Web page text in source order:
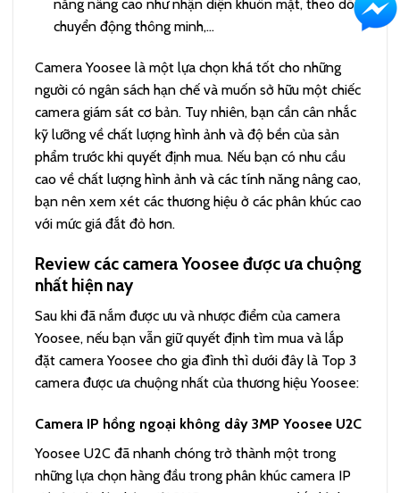
năng nâng cao như nhận diện khuôn mặt, theo dõi
chuyển động thông minh,…
Camera Yoosee là một lựa chọn khá tốt cho những
người có ngân sách hạn chế và muốn sở hữu một chiếc
camera giám sát cơ bản. Tuy nhiên, bạn cần cân nhắc
kỹ lưỡng về chất lượng hình ảnh và độ bền của sản
phẩm trước khi quyết định mua. Nếu bạn có nhu cầu
cao về chất lượng hình ảnh và các tính năng nâng cao,
bạn nên xem xét các thương hiệu ở các phân khúc cao
với mức giá đắt đỏ hơn.
Review các camera Yoosee được ưa chuộng
nhất hiện nay
Sau khi đã nắm được ưu và nhược điểm của camera
Yoosee, nếu bạn vẫn giữ quyết định tìm mua và lắp
đặt camera Yoosee cho gia đình thì dưới đây là Top 3
camera được ưa chuộng nhất của thương hiệu Yoosee:
Camera IP hồng ngoại không dây 3MP Yoosee U2C
Yoosee U2C đã nhanh chóng trở thành một trong
những lựa chọn hàng đầu trong phân khúc camera IP